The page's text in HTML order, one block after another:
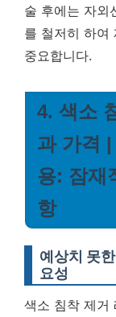
술 후에는 자외
를 철저히 하여
중요합니다.
4. 색소
과 가격 |
용: 잠재
항
예상치 못
요성
색소 침착 제거